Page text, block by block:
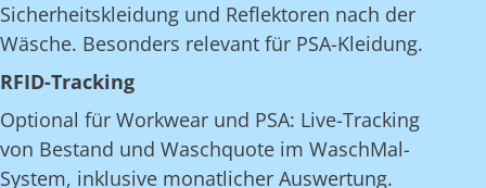
Sicherheitskleidung und Reflektoren nach der
Wäsche. Besonders relevant für PSA-Kleidung.
RFID-Tracking
Optional für Workwear und PSA: Live-Tracking
von Bestand und Waschquote im WaschMal-
System, inklusive monatlicher Auswertung.